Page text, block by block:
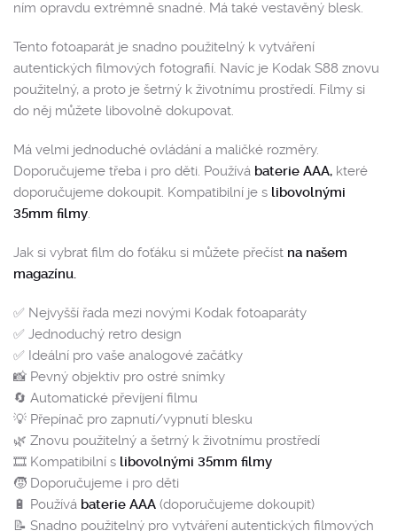
ním opravdu extrémně snadné. Má také vestavěný blesk.
Tento fotoaparát je snadno použitelný k vytváření
autentických filmových fotografií. Navíc je Kodak S88 znovu
použitelný, a proto je šetrný k životnímu prostředí. Filmy si
do něj můžete libovolně dokupovat.
Má velmi jednoduché ovládání a maličké rozměry.
Doporučujeme třeba i pro děti. Používá baterie AAA, které
doporučujeme dokoupit. Kompatibilní je s libovolnými
35mm filmy.
Jak si vybrat film do foťáku si můžete přečíst na našem
magazínu.
✅ Nejvyšší řada mezi novými Kodak fotoaparáty
✅ Jednoduchý retro design
✅ Ideální pro vaše analogové začátky
📸 Pevný objektiv pro ostré snímky
🔄 Automatické převíjení filmu
💡 Přepínač pro zapnutí/vypnutí blesku
🌿 Znovu použitelný a šetrný k životnímu prostředí
🎞️ Kompatibilní s libovolnými 35mm filmy
🧒 Doporučujeme i pro děti
🔋 Používá baterie AAA (doporučujeme dokoupit)
📝 Snadno použitelný pro vytváření autentických filmových